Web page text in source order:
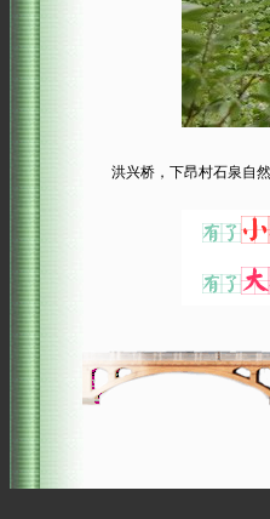
洪兴桥，下昂村石泉自然